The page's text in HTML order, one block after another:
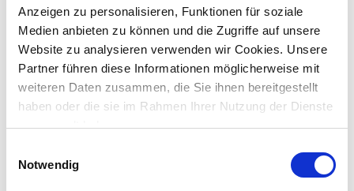
Anzeigen zu personalisieren, Funktionen für soziale
Medien anbieten zu können und die Zugriffe auf unsere
Website zu analysieren verwenden wir Cookies. Unsere
Partner führen diese Informationen möglicherweise mit
weiteren Daten zusammen, die Sie ihnen bereitgestellt
haben oder die sie im Rahmen Ihrer Nutzung der Dienste
gesammelt haben.
Notwendig
Um Abholung im Markt nutzen zu können, wähle zunächst
einen Markt
Verfügbarkeit: